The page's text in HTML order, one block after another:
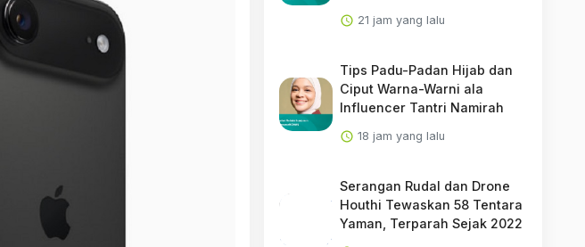
21 jam yang lalu
Tips Padu-Padan Hijab dan
Ciput Warna-Warni ala
Influencer Tantri Namirah
18 jam yang lalu
Serangan Rudal dan Drone
Houthi Tewaskan 58 Tentara
Yaman, Terparah Sejak 2022